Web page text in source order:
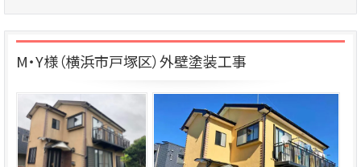
M・Y様（横浜市戸塚区）外壁塗装工事